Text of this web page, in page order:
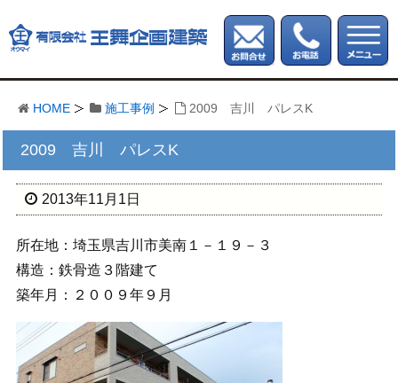
HOME 施工事例 2009 吉川 パレスK
2009 吉川 パレスK
2013年11月1日
所在地：埼玉県吉川市美南１－１９－３
構造：鉄骨造３階建て
築年月：２００９年９月